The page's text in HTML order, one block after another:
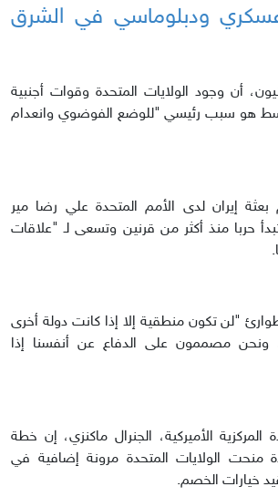
ودبلوماسي في الشرق
أن وجود الولايات المتحدة وقوات أجنبية
هو سبب رئيسي "للوضع الفوضوي وانعدام
إيران لدى الأمم المتحدة علي رضا مير
حربا منذ أكثر من قرنين وتسعى لـ "علاقات
"لن تكون منطقية إلا إذا كانت دولة أخرى
ونحن مصممون على الدفاع عن أنفسنا إذا
المركزية الأميركية، الجنرال ماكنزي، إن خطة
منحت الولايات المتحدة مرونة إضافية في
خيارات الخصم.